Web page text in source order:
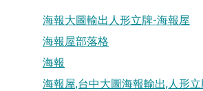
海報大圖輸出人形立牌-海報屋
海報屋部落格
海報
海報屋,台中大圖海報輸出,人形